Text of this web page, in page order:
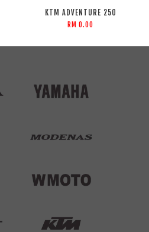
KTM ADVENTURE 250
RM 0.00